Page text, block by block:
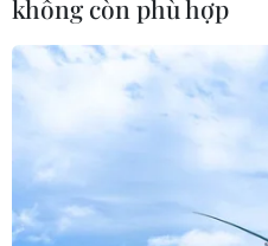
không còn phù hợp